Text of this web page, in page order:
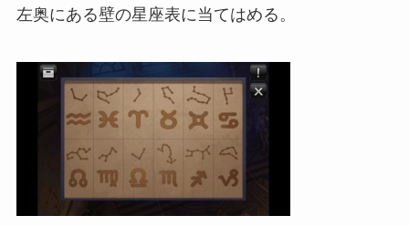
左奥にある壁の星座表に当てはめる。